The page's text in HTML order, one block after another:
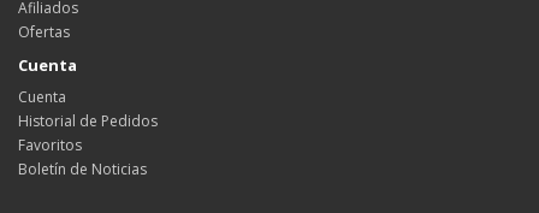
Afiliados
Ofertas
Cuenta
Cuenta
Historial de Pedidos
Favoritos
Boletín de Noticias